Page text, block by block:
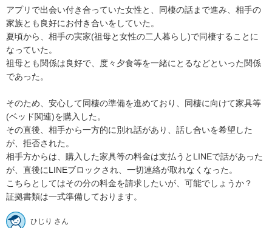
アプリで出会い付き合っていた女性と、同棲の話まで進み、相手の
家族とも良好にお付き合いをしていた。
夏頃から、相手の実家(祖母と女性の二人暮らし)で同棲することに
なっていた。
祖母とも関係は良好で、度々夕食等を一緒にとるなどといった関係
であった。
そのため、安心して同棲の準備を進めており、同棲に向けて家具等
(ベッド関連)を購入した。
その直後、相手から一方的に別れ話があり、話し合いを希望した
が、拒否された。
相手方からは、購入した家具等の料金は支払うとLINEで話があった
が、直後にLINEブロックされ、一切連絡が取れなくなった。
こちらとしてはその分の料金を請求したいが、可能でしょうか？
証拠書類は一式準備しております。
ひじり さん